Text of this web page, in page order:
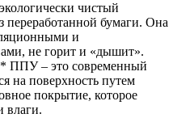
чистый
переработанной бумаги. Она
и
не горит и «дышит».
ППУ – это современный
на поверхность путем
покрытие, которое
влаги.